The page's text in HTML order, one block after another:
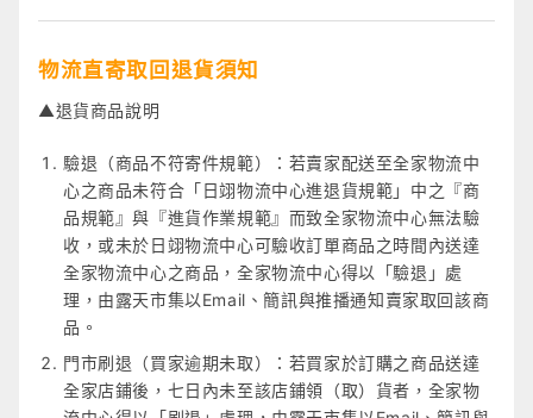
物流直寄取回退貨須知
▲退貨商品說明
驗退（商品不符寄件規範）：若賣家配送至全家物流中
心之商品未符合「日翊物流中心進退貨規範」中之『商
品規範』與『進貨作業規範』而致全家物流中心無法驗
收，或未於日翊物流中心可驗收訂單商品之時間內送達
全家物流中心之商品，全家物流中心得以「驗退」處
理，由露天市集以Email、簡訊與推播通知賣家取回該商
品。
門市刷退（買家逾期未取）：若買家於訂購之商品送達
全家店鋪後，七日內未至該店鋪領（取）貨者，全家物